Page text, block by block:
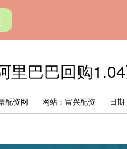
里巴巴回购
配资网 网站：富兴配资 日